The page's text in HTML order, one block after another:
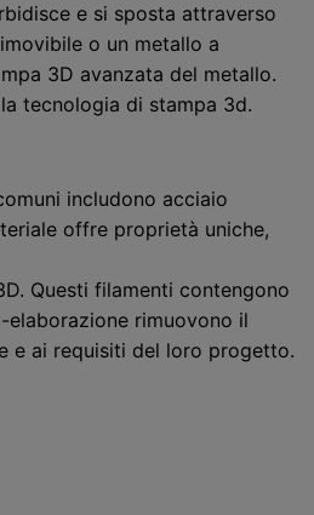
e si sposta attraverso
o un metallo a
3D avanzata del metallo.
tecnologia di stampa 3d.
includono acciaio
offre proprietà uniche,
Questi filamenti contengono
rimuovono il
e ai requisiti del loro progetto.